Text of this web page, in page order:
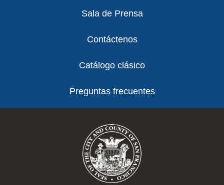
Sala de Prensa
Contáctenos
Catálogo clásico
Preguntas frecuentes